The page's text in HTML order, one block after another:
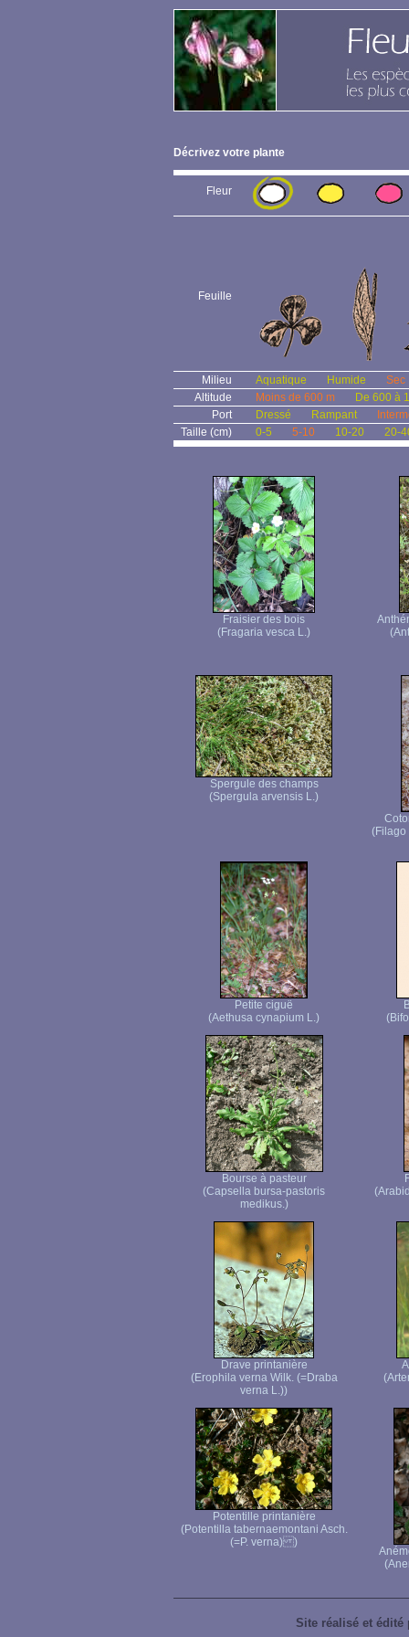
Décrivez votre plante
Fleur
Feuille
Milieu Aquatique Humide
Sec
Altitude
Moins de 600 m
De 600 à
Port
Dressé Rampant
Taille (cm)
0-5 5-10 10-20 20-
Fraisier des bois
(Fragaria vesca L.)
Spergule des champs
(Spergula arvensis L.)
Petite ciguë
(Aethusa cynapium L.)
Bourse à pasteur
(Capsella bursa-pastoris
medikus.)
Drave printanière
(Erophila verna Wilk. (=Draba
verna L.))
Potentille printanière
(Potentilla tabernaemontani Asch.
(=P. verna) )
Site réalisé et édité